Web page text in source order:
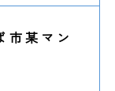
市某マン